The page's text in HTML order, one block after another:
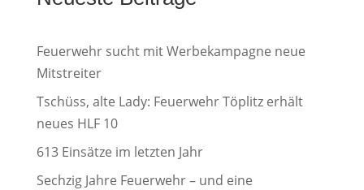
Feuerwehr sucht mit Werbekampagne neue
Mitstreiter
Tschüss, alte Lady: Feuerwehr Töplitz erhält
neues HLF 10
613 Einsätze im letzten Jahr
Sechzig Jahre Feuerwehr – und eine